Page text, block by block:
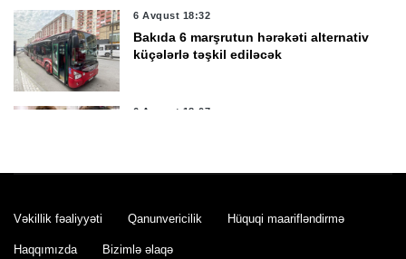
6 Avqust 18:32
Bakıda 6 marşrutun hərəkəti alternativ
küçələrlə təşkil ediləcək
6 Avqust 18:07
MİQ üzrə faktiki yaşayış rayonuna
uyğun vakansiya seçimi başlayır
Vəkillik fəaliyyəti Qanunvericilik Hüquqi maarifləndirmə
Haqqımızda Bizimlə əlaqə